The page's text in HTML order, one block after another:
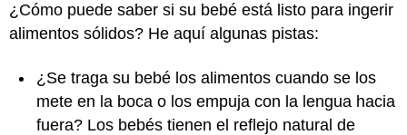
¿Cómo puede saber si su bebé está listo para ingerir
alimentos sólidos? He aquí algunas pistas:
¿Se traga su bebé los alimentos cuando se los
mete en la boca o los empuja con la lengua hacia
fuera? Los bebés tienen el reflejo natural de